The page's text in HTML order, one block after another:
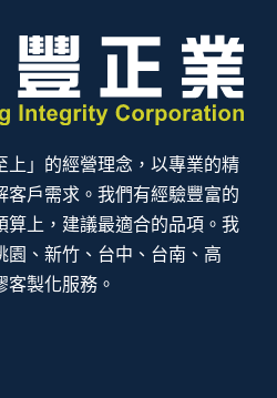
上」的經營理念，以專業的精
客戶需求。我們有經驗豐富的
算上，建議最適合的品項。我
園、新竹、台中、台南、高
客製化服務。